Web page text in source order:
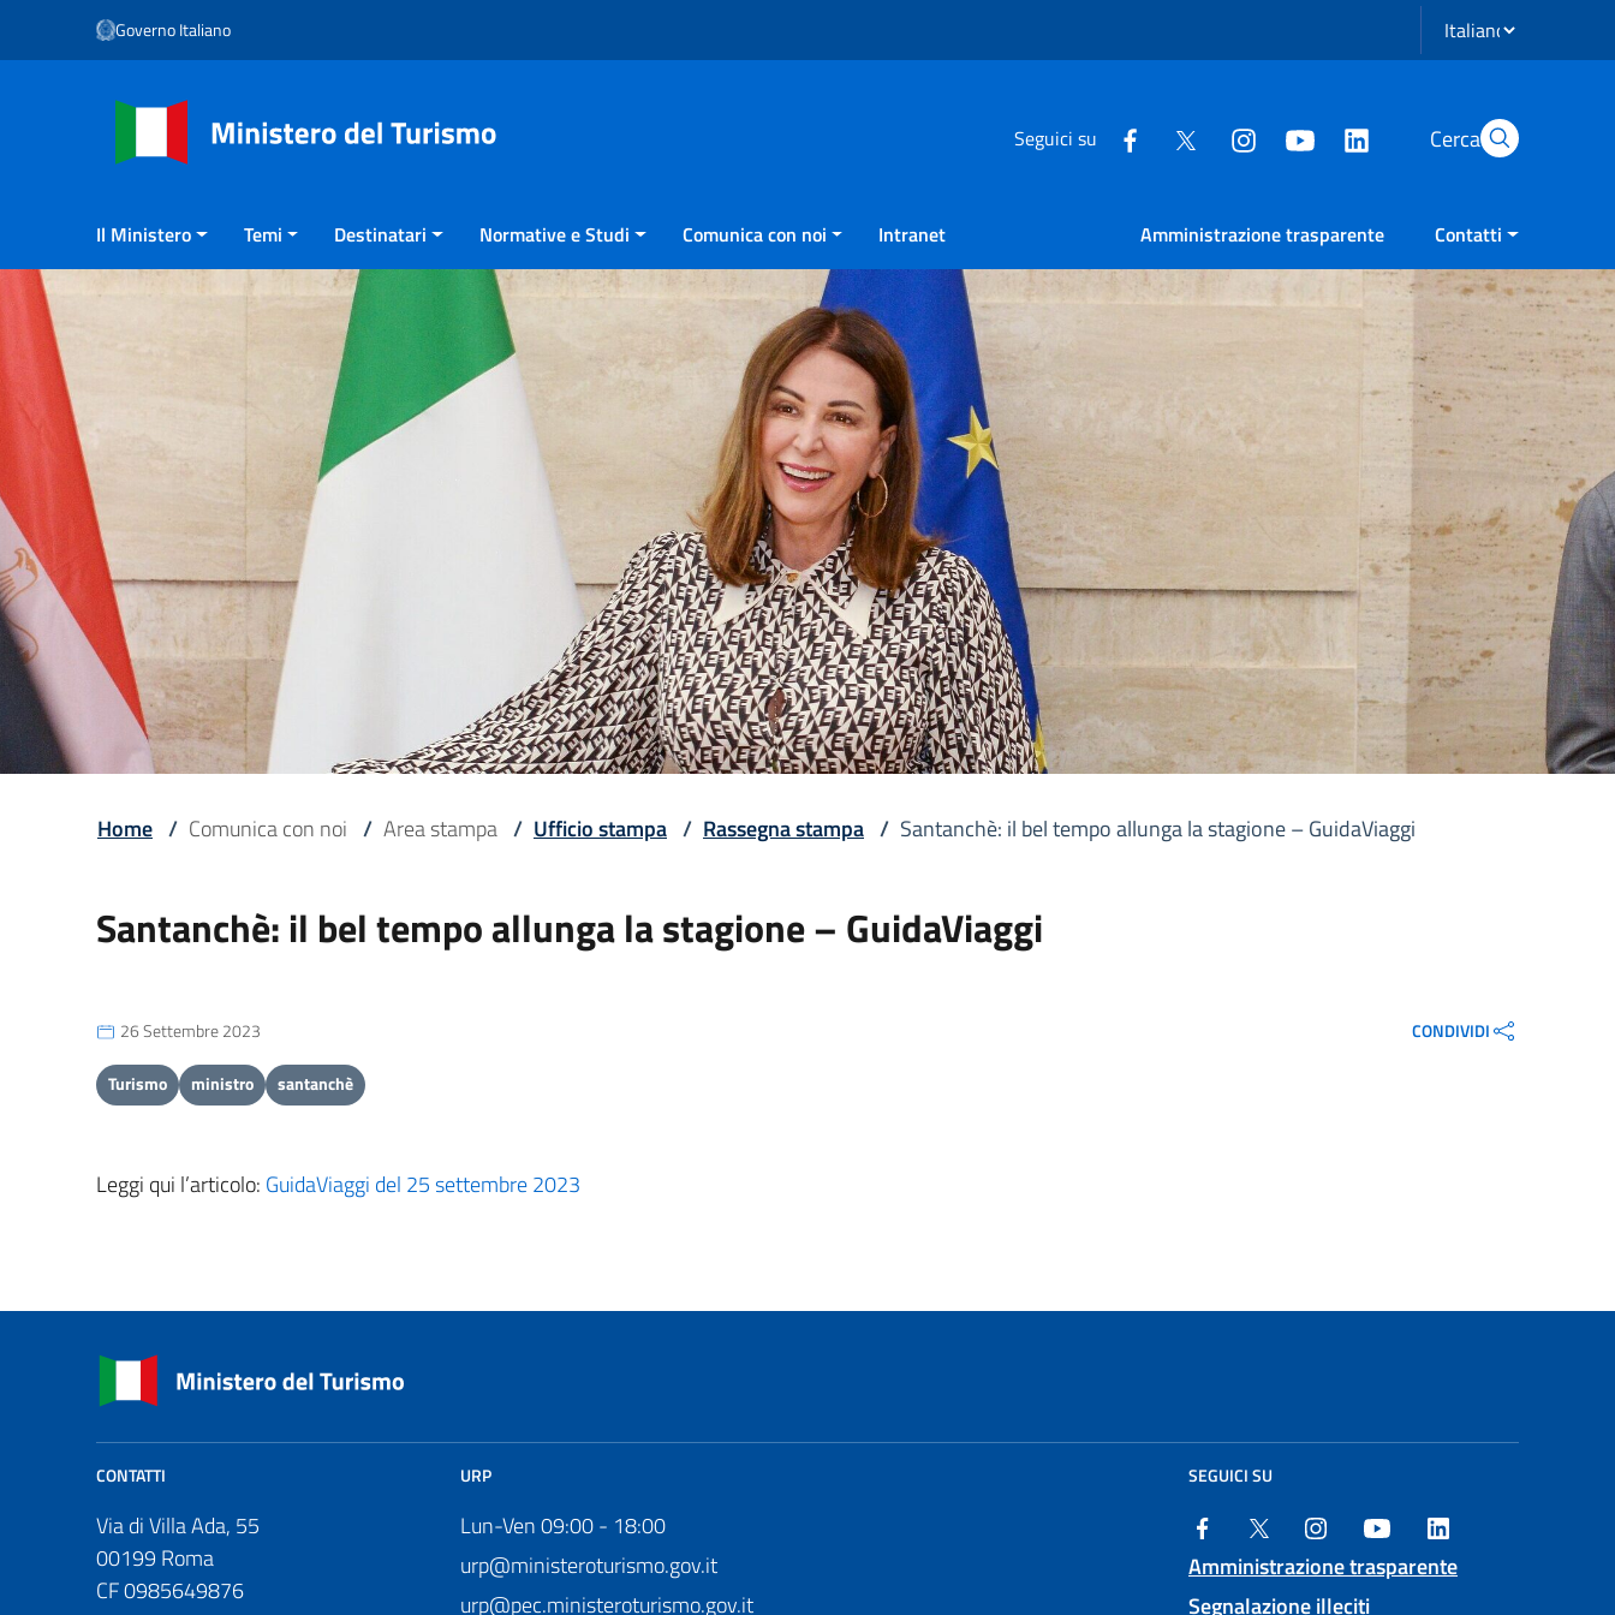
Vai ai contenuti
Vai al menu di navigazione
Governo Italiano Seleziona lingua
Seguici su Cerca
Il Ministero Temi Destinatari Normative e Studi Comunica con noi Intranet Amministrazione trasparente Contatti
Home / Comunica con noi / Area stampa / Ufficio stampa / Rassegna stampa / Santanchè: il bel tempo allunga la stagione – GuidaViaggi
Santanchè: il bel tempo allunga la stagione – GuidaViaggi
26 Settembre 2023 CONDIVIDI
Turismo ministro santanchè
Leggi qui l’articolo: GuidaViaggi del 25 settembre 2023
CONTATTI
Via di Villa Ada, 55
00199 Roma
CF 0985649876
URP
Lun-Ven 09:00 - 18:00
urp@ministeroturismo.gov.it
urp@pec.ministeroturismo.gov.it
SEGUICI SU
Amministrazione trasparente
Segnalazione illeciti